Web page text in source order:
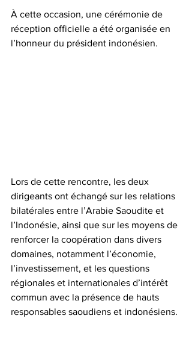
À cette occasion, une cérémonie de
réception officielle a été organisée en
l’honneur du président indonésien.
Lors de cette rencontre, les deux
dirigeants ont échangé sur les relations
bilatérales entre l’Arabie Saoudite et
l’Indonésie, ainsi que sur les moyens de
renforcer la coopération dans divers
domaines, notamment l’économie,
l’investissement, et les questions
régionales et internationales d’intérêt
commun avec la présence de hauts
responsables saoudiens et indonésiens.